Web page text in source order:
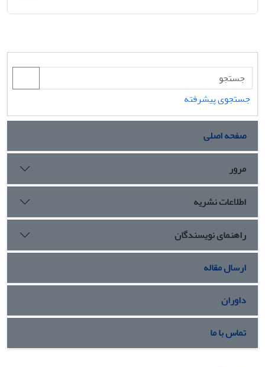
جستجوی پیشرفته
صفحه اصلی
مرور
اطلاعات نشریه
راهنمای نویسندگان
ارسال مقاله
داوران
تماس با ما